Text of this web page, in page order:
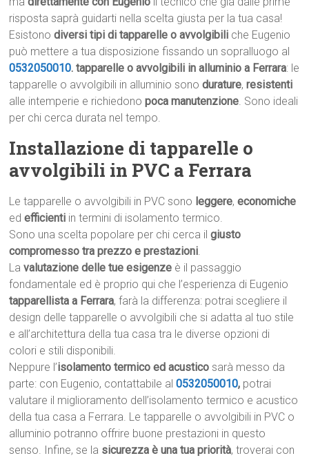
risposta saprà guidarti nella scelta giusta per la tua casa!
Esistonodiversi tipi di tapparelle o avvolgibili che Eugenio
può mettere a tua disposizione fissando un sopralluogo al
0532050010. tapparelle o avvolgibili in alluminio a Ferrara: le
tapparelle o avvolgibili in alluminio sonodurature,resistenti
alle intemperie e richiedonopoca manutenzione. Sono ideali
per chi cerca durata nel tempo.
Installazione di tapparelle o
avvolgibili in PVC a Ferrara
Le tapparelle o avvolgibili in PVC sono leggere,economiche
edefficienti in termini di isolamento termico.
Sono una scelta popolare per chi cerca ilgiusto
compromesso tra prezzo e prestazioni.
Lavalutazione delle tue esigenze è il passaggio
fondamentale ed è proprio qui che l’esperienza di Eugenio
tapparellista a Ferrara, farà la differenza: potrai scegliere il
design delle tapparelle o avvolgibili che si adatta al tuo stile
e all’architettura della tua casa tra le diverse opzioni di
colori e stili disponibili.
Neppure l’isolamento termico ed acustico sarà messo da
parte: con Eugenio, contattabile al0532050010, potrai
valutare il miglioramento dell’isolamento termico e acustico
della tua casa a Ferrara. Le tapparelle o avvolgibili in PVC o
alluminio potranno offrire buone prestazioni in questo
senso. Infine, se la sicurezza è una tua priorità, troverai con